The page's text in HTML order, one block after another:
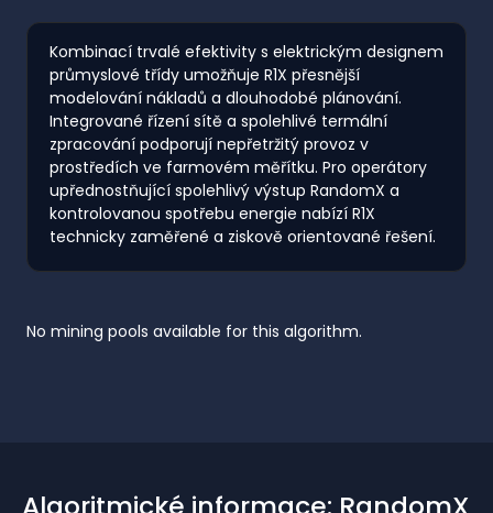
Kombinací trvalé efektivity s elektrickým designem
průmyslové třídy umožňuje R1X přesnější
modelování nákladů a dlouhodobé plánování.
Integrované řízení sítě a spolehlivé termální
zpracování podporují nepřetržitý provoz v
prostředích ve farmovém měřítku. Pro operátory
upřednostňující spolehlivý výstup RandomX a
kontrolovanou spotřebu energie nabízí R1X
technicky zaměřené a ziskově orientované řešení.
No mining pools available for this algorithm.
Algoritmické informace: RandomX